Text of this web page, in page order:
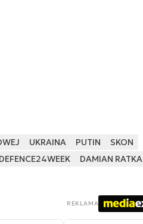
UKRAINA PUTIN
SKON
DEFENCE24WEEK DAMIAN RATKA
REKLAMA